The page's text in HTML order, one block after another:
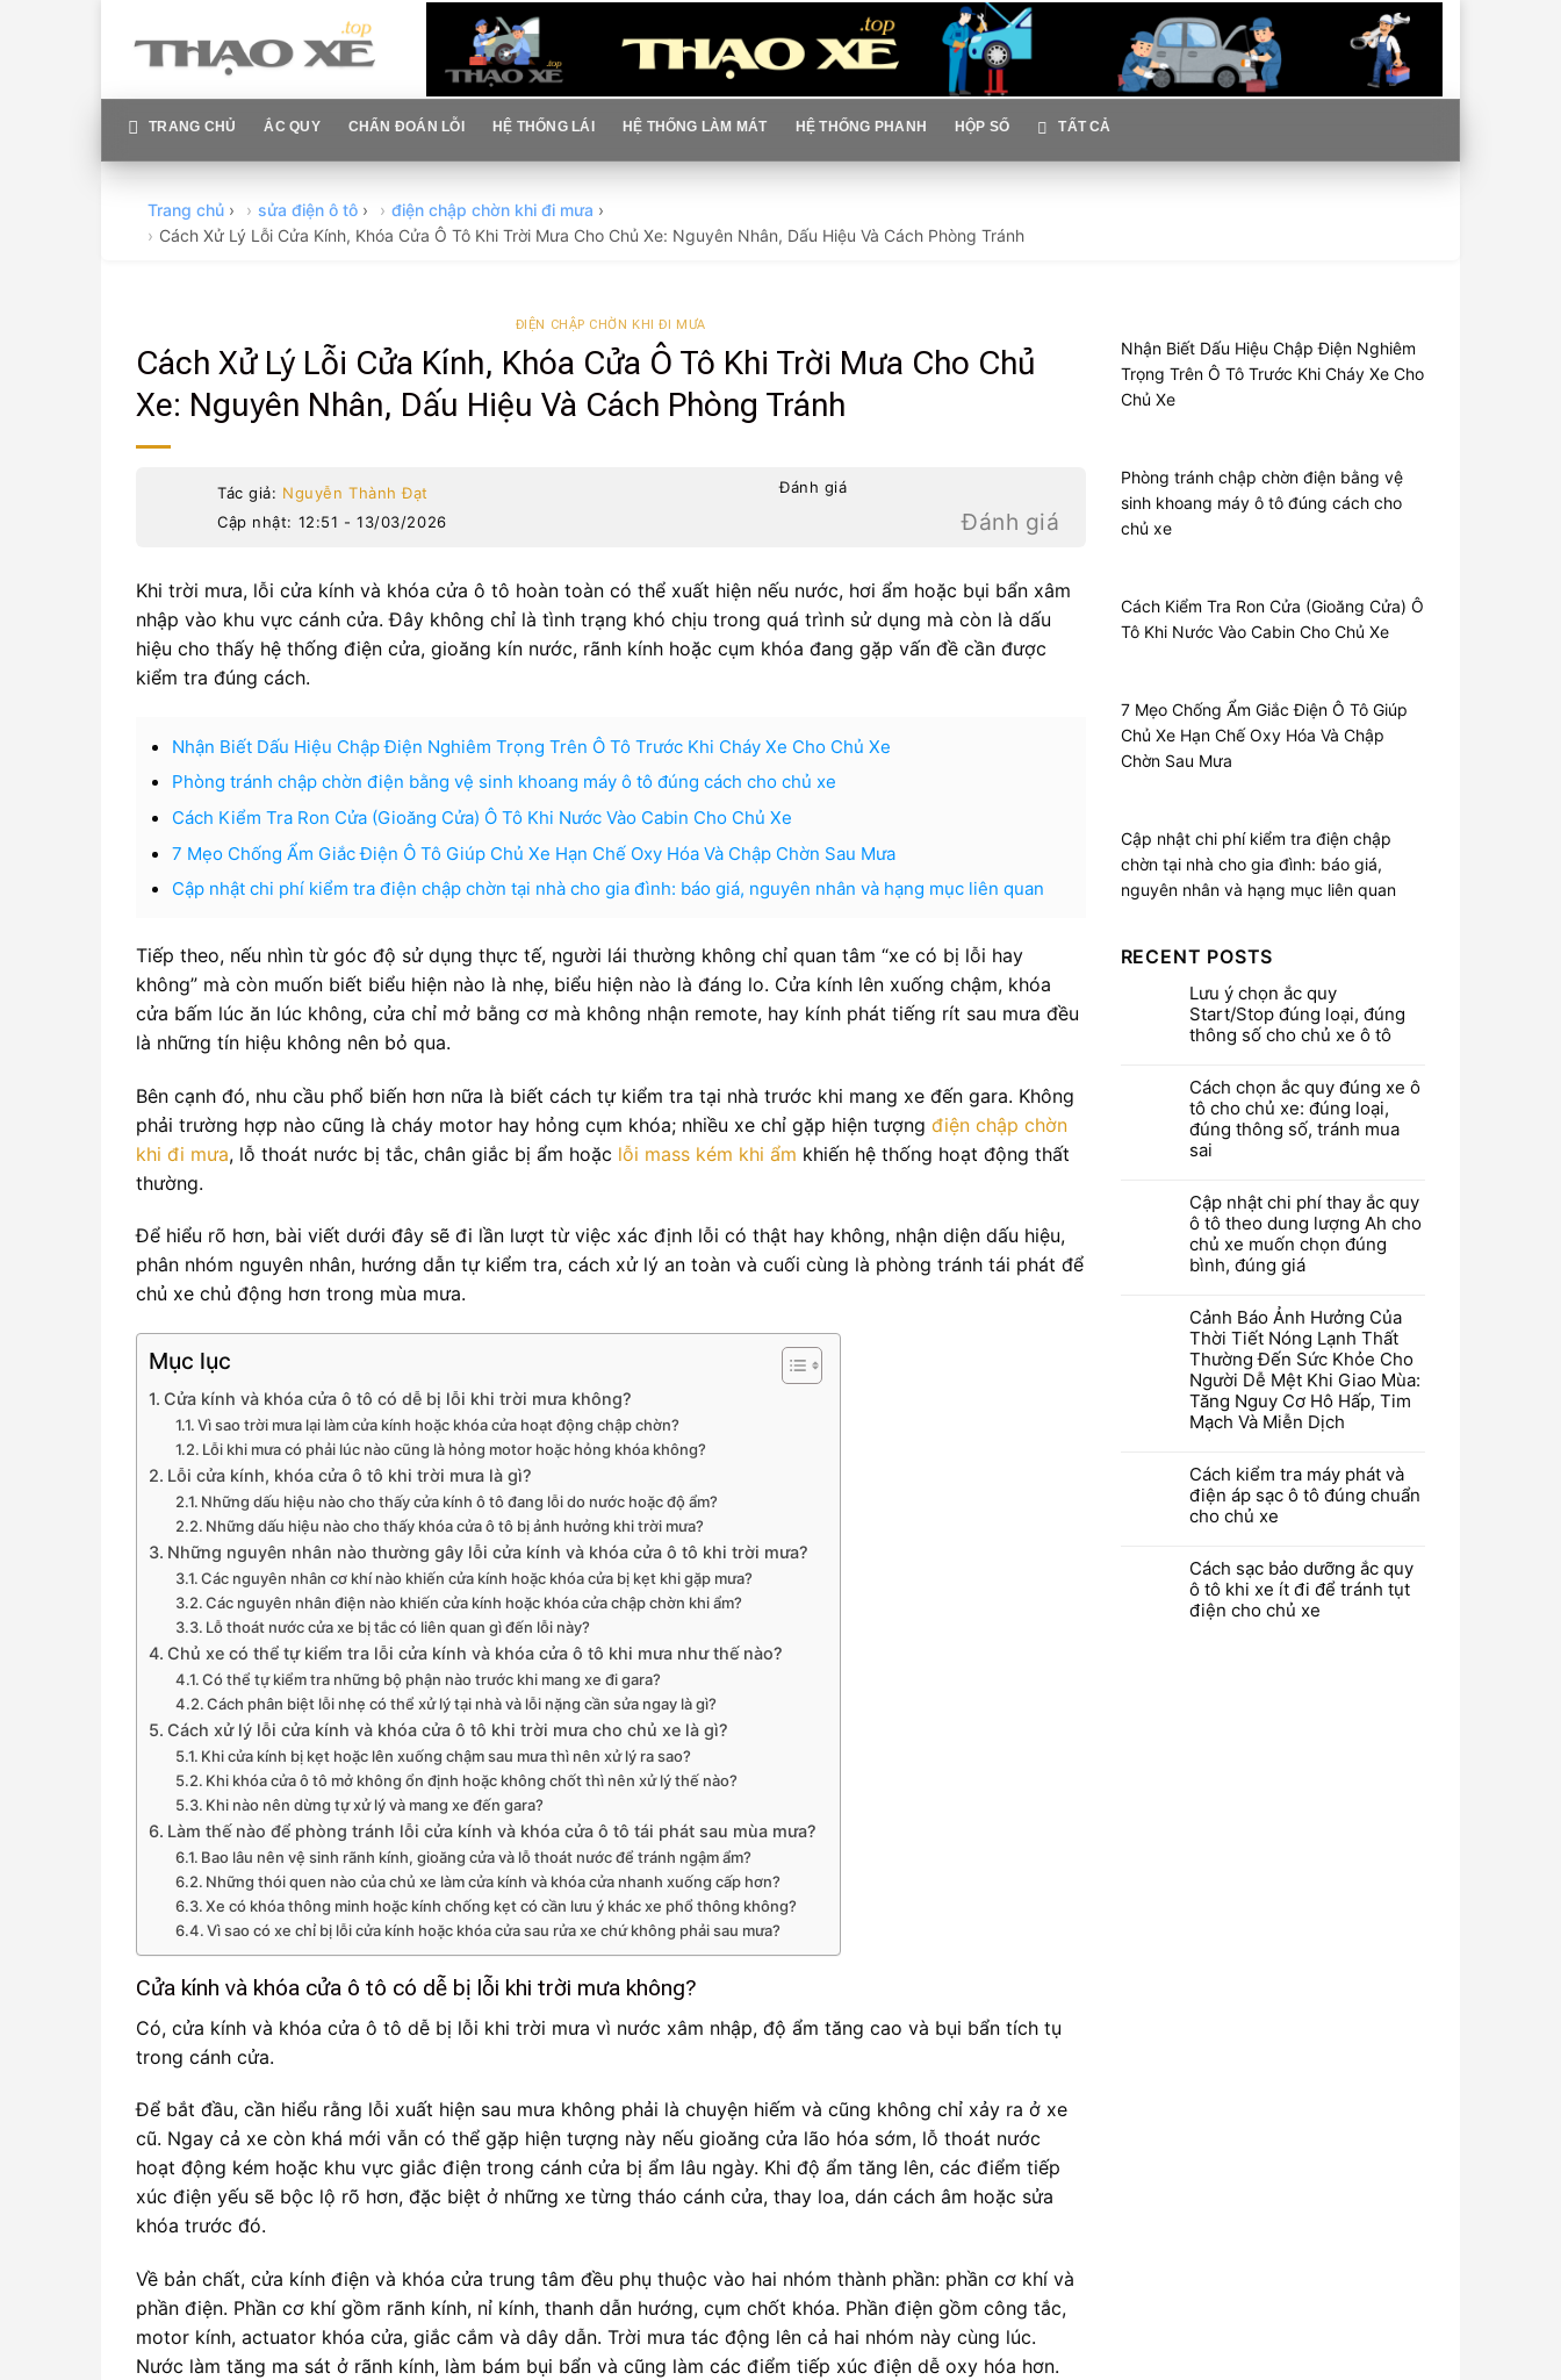
content
TRANG CHỦ ẮC QUY CHẨN ĐOÁN LỖI HỆ THỐNG LÁI HỆ THỐNG LÀM MÁT HỆ THỐNG PHANH HỘP SỐ TẤT CẢ
Trang chủ › sửa điện ô tô › điện chập chờn khi đi mưa ›
Cách Xử Lý Lỗi Cửa Kính, Khóa Cửa Ô Tô Khi Trời Mưa Cho Chủ Xe: Nguyên Nhân, Dấu Hiệu Và Cách Phòng Tránh
ĐIỆN CHẬP CHỜN KHI ĐI MƯA
Cách Xử Lý Lỗi Cửa Kính, Khóa Cửa Ô Tô Khi Trời Mưa Cho Chủ
Xe: Nguyên Nhân, Dấu Hiệu Và Cách Phòng Tránh
Tác giả: Nguyễn Thành Đạt
Cập nhật: 12:51 - 13/03/2026
Đánh giá
Đánh giá
Khi trời mưa, lỗi cửa kính và khóa cửa ô tô hoàn toàn có thể xuất hiện nếu nước, hơi ẩm hoặc bụi bẩn xâm
nhập vào khu vực cánh cửa. Đây không chỉ là tình trạng khó chịu trong quá trình sử dụng mà còn là dấu
hiệu cho thấy hệ thống điện cửa, gioăng kín nước, rãnh kính hoặc cụm khóa đang gặp vấn đề cần được
kiểm tra đúng cách.
Nhận Biết Dấu Hiệu Chập Điện Nghiêm Trọng Trên Ô Tô Trước Khi Cháy Xe Cho Chủ Xe
Phòng tránh chập chờn điện bằng vệ sinh khoang máy ô tô đúng cách cho chủ xe
Cách Kiểm Tra Ron Cửa (Gioăng Cửa) Ô Tô Khi Nước Vào Cabin Cho Chủ Xe
7 Mẹo Chống Ẩm Giắc Điện Ô Tô Giúp Chủ Xe Hạn Chế Oxy Hóa Và Chập Chờn Sau Mưa
Cập nhật chi phí kiểm tra điện chập chờn tại nhà cho gia đình: báo giá, nguyên nhân và hạng mục liên quan
Tiếp theo, nếu nhìn từ góc độ sử dụng thực tế, người lái thường không chỉ quan tâm “xe có bị lỗi hay
không” mà còn muốn biết biểu hiện nào là nhẹ, biểu hiện nào là đáng lo. Cửa kính lên xuống chậm, khóa
cửa bấm lúc ăn lúc không, cửa chỉ mở bằng cơ mà không nhận remote, hay kính phát tiếng rít sau mưa đều
là những tín hiệu không nên bỏ qua.
Bên cạnh đó, nhu cầu phổ biến hơn nữa là biết cách tự kiểm tra tại nhà trước khi mang xe đến gara. Không
phải trường hợp nào cũng là cháy motor hay hỏng cụm khóa; nhiều xe chỉ gặp hiện tượng điện chập chờn
khi đi mưa, lỗ thoát nước bị tắc, chân giắc bị ẩm hoặc lỗi mass kém khi ẩm khiến hệ thống hoạt động thất
thường.
Để hiểu rõ hơn, bài viết dưới đây sẽ đi lần lượt từ việc xác định lỗi có thật hay không, nhận diện dấu hiệu,
phân nhóm nguyên nhân, hướng dẫn tự kiểm tra, cách xử lý an toàn và cuối cùng là phòng tránh tái phát để
chủ xe chủ động hơn trong mùa mưa.
Mục lục
Cửa kính và khóa cửa ô tô có dễ bị lỗi khi trời mưa không?
Vì sao trời mưa lại làm cửa kính hoặc khóa cửa hoạt động chập chờn?
Lỗi khi mưa có phải lúc nào cũng là hỏng motor hoặc hỏng khóa không?
Lỗi cửa kính, khóa cửa ô tô khi trời mưa là gì?
Những dấu hiệu nào cho thấy cửa kính ô tô đang lỗi do nước hoặc độ ẩm?
Những dấu hiệu nào cho thấy khóa cửa ô tô bị ảnh hưởng khi trời mưa?
Những nguyên nhân nào thường gây lỗi cửa kính và khóa cửa ô tô khi trời mưa?
Các nguyên nhân cơ khí nào khiến cửa kính hoặc khóa cửa bị kẹt khi gặp mưa?
Các nguyên nhân điện nào khiến cửa kính hoặc khóa cửa chập chờn khi ẩm?
Lỗ thoát nước cửa xe bị tắc có liên quan gì đến lỗi này?
Chủ xe có thể tự kiểm tra lỗi cửa kính và khóa cửa ô tô khi mưa như thế nào?
Có thể tự kiểm tra những bộ phận nào trước khi mang xe đi gara?
Cách phân biệt lỗi nhẹ có thể xử lý tại nhà và lỗi nặng cần sửa ngay là gì?
Cách xử lý lỗi cửa kính và khóa cửa ô tô khi trời mưa cho chủ xe là gì?
Khi cửa kính bị kẹt hoặc lên xuống chậm sau mưa thì nên xử lý ra sao?
Khi khóa cửa ô tô mở không ổn định hoặc không chốt thì nên xử lý thế nào?
Khi nào nên dừng tự xử lý và mang xe đến gara?
Làm thế nào để phòng tránh lỗi cửa kính và khóa cửa ô tô tái phát sau mùa mưa?
Bao lâu nên vệ sinh rãnh kính, gioăng cửa và lỗ thoát nước để tránh ngậm ẩm?
Những thói quen nào của chủ xe làm cửa kính và khóa cửa nhanh xuống cấp hơn?
Xe có khóa thông minh hoặc kính chống kẹt có cần lưu ý khác xe phổ thông không?
Vì sao có xe chỉ bị lỗi cửa kính hoặc khóa cửa sau rửa xe chứ không phải sau mưa?
Cửa kính và khóa cửa ô tô có dễ bị lỗi khi trời mưa không?
Có, cửa kính và khóa cửa ô tô dễ bị lỗi khi trời mưa vì nước xâm nhập, độ ẩm tăng cao và bụi bẩn tích tụ
trong cánh cửa.
Để bắt đầu, cần hiểu rằng lỗi xuất hiện sau mưa không phải là chuyện hiếm và cũng không chỉ xảy ra ở xe
cũ. Ngay cả xe còn khá mới vẫn có thể gặp hiện tượng này nếu gioăng cửa lão hóa sớm, lỗ thoát nước
hoạt động kém hoặc khu vực giắc điện trong cánh cửa bị ẩm lâu ngày. Khi độ ẩm tăng lên, các điểm tiếp
xúc điện yếu sẽ bộc lộ rõ hơn, đặc biệt ở những xe từng tháo cánh cửa, thay loa, dán cách âm hoặc sửa
khóa trước đó.
Về bản chất, cửa kính điện và khóa cửa trung tâm đều phụ thuộc vào hai nhóm thành phần: phần cơ khí và
phần điện. Phần cơ khí gồm rãnh kính, nỉ kính, thanh dẫn hướng, cụm chốt khóa. Phần điện gồm công tắc,
motor kính, actuator khóa cửa, giắc cắm và dây dẫn. Trời mưa tác động lên cả hai nhóm này cùng lúc.
Nước làm tăng ma sát ở rãnh kính, làm bám bụi bẩn và cũng làm các điểm tiếp xúc điện dễ oxy hóa hơn.
Nhận Biết Dấu Hiệu Chập Điện Nghiêm
Trọng Trên Ô Tô Trước Khi Cháy Xe Cho
Chủ Xe
Phòng tránh chập chờn điện bằng vệ
sinh khoang máy ô tô đúng cách cho
chủ xe
Cách Kiểm Tra Ron Cửa (Gioăng Cửa) Ô
Tô Khi Nước Vào Cabin Cho Chủ Xe
7 Mẹo Chống Ẩm Giắc Điện Ô Tô Giúp
Chủ Xe Hạn Chế Oxy Hóa Và Chập
Chờn Sau Mưa
Cập nhật chi phí kiểm tra điện chập
chờn tại nhà cho gia đình: báo giá,
nguyên nhân và hạng mục liên quan
RECENT POSTS
Lưu ý chọn ắc quy
Start/Stop đúng loại, đúng
thông số cho chủ xe ô tô
Cách chọn ắc quy đúng xe ô
tô cho chủ xe: đúng loại,
đúng thông số, tránh mua
sai
Cập nhật chi phí thay ắc quy
ô tô theo dung lượng Ah cho
chủ xe muốn chọn đúng
bình, đúng giá
Cảnh Báo Ảnh Hưởng Của
Thời Tiết Nóng Lạnh Thất
Thường Đến Sức Khỏe Cho
Người Dễ Mệt Khi Giao Mùa:
Tăng Nguy Cơ Hô Hấp, Tim
Mạch Và Miễn Dịch
Cách kiểm tra máy phát và
điện áp sạc ô tô đúng chuẩn
cho chủ xe
Cách sạc bảo dưỡng ắc quy
ô tô khi xe ít đi để tránh tụt
điện cho chủ xe